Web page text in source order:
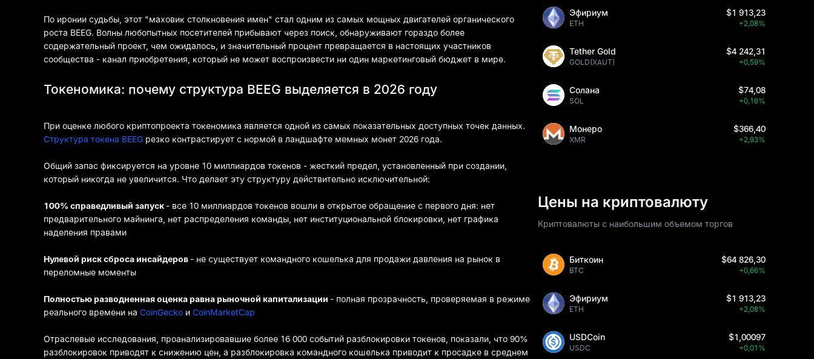
По иронии судьбы, этот "маховик столкновения имен" стал одним из самых мощных двигателей органического
роста BEEG. Волны любопытных посетителей прибывают через поиск, обнаруживают гораздо более
содержательный проект, чем ожидалось, и значительный процент превращается в настоящих участников
сообщества - канал приобретения, который не может воспроизвести ни один маркетинговый бюджет в мире.
Токеномика: почему структура BEEG выделяется в 2026 году
При оценке любого криптопроекта токеномика является одной из самых показательных доступных точек данных.
Структура токена BEEG резко контрастирует с нормой в ландшафте мемных монет 2026 года.
Общий запас фиксируется на уровне 10 миллиардов токенов - жесткий предел, установленный при создании,
который никогда не увеличится. Что делает эту структуру действительно исключительной:
100% справедливый запуск - все 10 миллиардов токенов вошли в открытое обращение с первого дня: нет
предварительного майнинга, нет распределения команды, нет институциональной блокировки, нет графика
наделения правами
Нулевой риск сброса инсайдеров - не существует командного кошелька для продажи давления на рынок в
переломные моменты
Полностью разводненная оценка равна рыночной капитализации - полная прозрачность, проверяемая в режиме
реального времени на CoinGecko и CoinMarketCap
Отраслевые исследования, проанализировавшие более 16 000 событий разблокировки токенов, показали, что 90%
разблокировок приводят к снижению цен, а разблокировка командного кошелька приводит к просадке в среднем
Эфириум
ETH
$1 913,23
+2,08%
Tether Gold
GOLD(XAUT)
$4 242,31
+0,59%
Солана
SOL
$74,08
+0,16%
Монеро
XMR
$366,40
+2,93%
Цены на криптовалюту
Криптовалюты с наибольшим объемом торгов
Биткоин
BTC
$64 826,30
+0,66%
Эфириум
ETH
$1 913,23
+2,08%
USDCoin
USDC
$1,00097
+0,01%